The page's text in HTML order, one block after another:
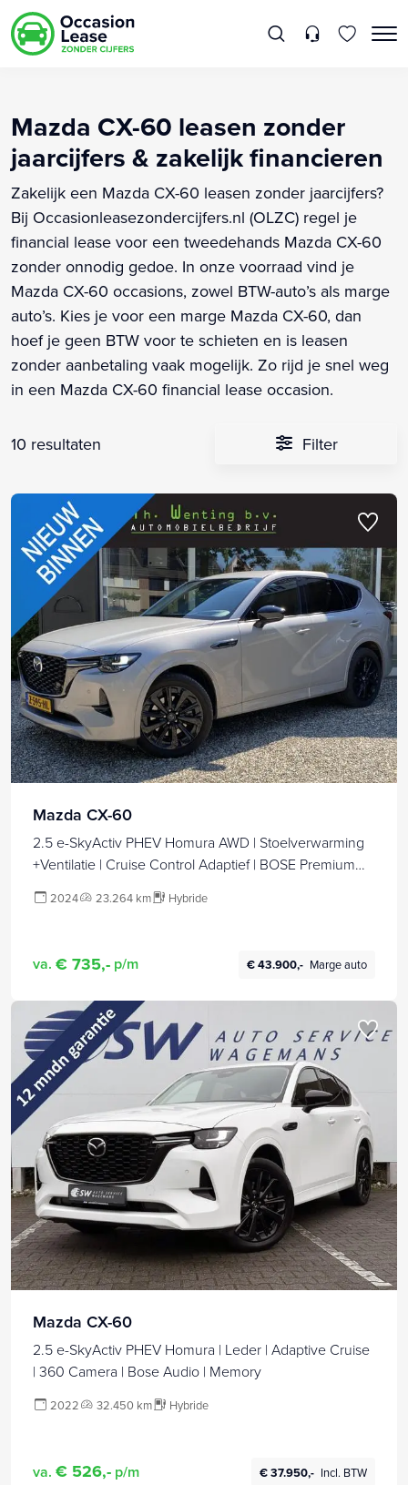
Mazda CX-60 leasen zonder
jaarcijfers & zakelijk financieren
Zakelijk een Mazda CX-60 leasen zonder jaarcijfers?
Bij Occasionleasezondercijfers.nl (OLZC) regel je
financial lease voor een tweedehands Mazda CX-60
zonder onnodig gedoe. In onze voorraad vind je
Mazda CX-60 occasions, zowel BTW-auto’s als marge
auto’s. Kies je voor een marge Mazda CX-60, dan
hoef je geen BTW voor te schieten en is leasen
zonder aanbetaling vaak mogelijk. Zo rijd je snel weg
in een Mazda CX-60 financial lease occasion.
10 resultaten Filter
Mazda CX-60
2.5 e-SkyActiv PHEV Homura AWD | Stoelverwarming
+Ventilatie | Cruise Control Adaptief | BOSE Premium
Achterklep | Apple Carplay/Android Auto Electrische
2024 23.264 km Hybride
va. € 735,- p/m € 43.900,- Marge auto
Mazda CX-60
2.5 e-SkyActiv PHEV Homura | Leder | Adaptive Cruise
| 360 Camera | Bose Audio | Memory
2022 32.450 km Hybride
va. € 526,- p/m € 37.950,- Incl. BTW